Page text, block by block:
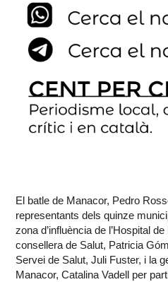
El batle de Manacor, Pedro
representants dels quinze
zona d’influència de l’Hospital
consellera de Salut, Patricia
Servei de Salut, Juli Fuster, i la
Manacor, Catalina Vadell per